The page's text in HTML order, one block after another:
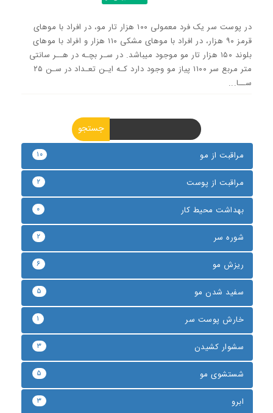
در پوست سر یک فرد معمولی ۱۰۰ هزار تار مو، در افراد با موهای
قرمز ۹۰ هزار، در افراد با موهای مشکی ۱۱۰ هزار و افراد با موهای
بلوند ۱۵۰ هزار تار مو موجود میباشد. در سـر بچـه در هــر سانتی
متر مربع سر ۱۱۰۰ پیاز مو وجود دارد کـه ایـن تعـداد در سـن ۲۵
ســا...
مراقبت از مو ۱۰
مراقبت از پوست ۲
بهداشت محیط کار ۰
شوره سر ۲
ریزش مو ۶
سفید شدن مو ۵
خارش پوست سر ۱
سشوار کشیدن ۳
شستشوی مو ۵
ابرو ۳